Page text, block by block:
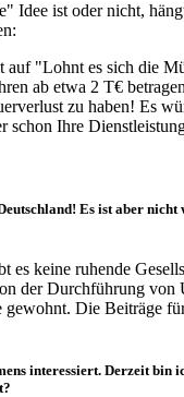
Idee ist oder nicht,
"Lohnt es sich die
ab etwa 2 T€
zu haben! Es
schon Ihre
Es ist aber
es keine ruhende
der Durchführung von
Die Beiträge
interessiert. Derzeit bin